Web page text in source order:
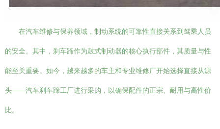
在汽车维修与保养领域，制动系统的可靠性直接关系到驾乘人员
的安全。其中，刹车蹄作为鼓式制动器的核心执行部件，其质量与性
能至关重要。如今，越来越多的车主和专业维修厂开始选择直接从源
头——汽车刹车蹄工厂进行采购，以确保配件的正宗、耐用与高性价
比。